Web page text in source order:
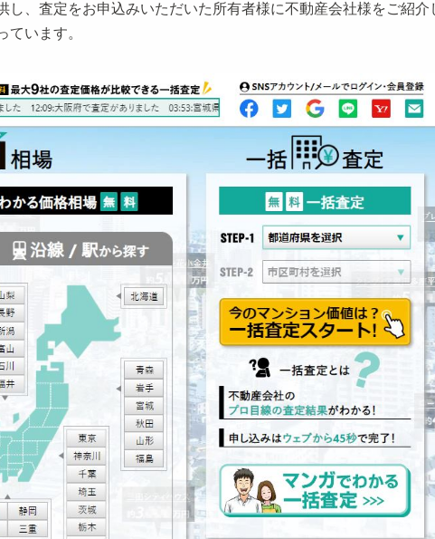
、査定をお申込みいただいた所有者様に不動産会社様をご紹介
います。